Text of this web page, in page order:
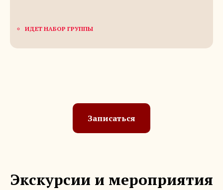
ИДЕТ НАБОР ГРУППЫ
Записаться
Экскурсии и мероприятия